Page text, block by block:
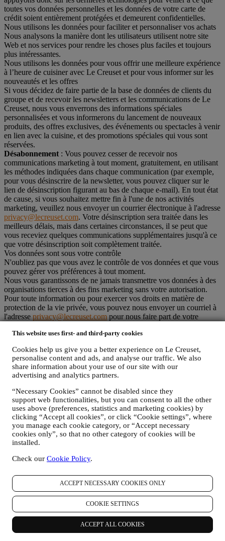
This website uses first- and third-party cookies
Cookies help us give you a better experience on Le Creuset,
personalise content and ads, and analyse our traffic. We also
share information about your use of our site with our
advertising and analytics partners.
“Necessary Cookies” cannot be disabled since they
support web functionalities, but you can consent to all the other
uses above (preferences, statistics and marketing cookies) by
clicking “Accept all cookies”, or click “Cookie settings”, where
you manage each cookie category, or “Accept necessary
cookies only”, so that no other category of cookies will be
installed.
Check our Cookie Policy.
ACCEPT NECESSARY COOKIES ONLY
COOKIE SETTINGS
ACCEPT ALL COOKIES
toutes vos données personnelles et les données de votre carte de
crédit soient entièrement protégées et demeurent confidentielles.
Nous utilisons les données pour faciliter et personnaliser vos achats
Nous analysons la manière dont les utilisateurs utilisent notre site
Web et nos services pour rendre les choses plus faciles et toujours
plus intéressantes.
Nous utilisons les données pour vous offrir une meilleure expérience
à l’heure de cuisiner avec Le Creuset et pour vous informer sur les
nouveautés et les offres
Si vous décidez de faire partie de la base de données de clients du
groupe et de recevoir les newsletters et les communications de Le
Creuset, nous vous enverrons des informations spéciales
personnalisées et vous informerons du lancement de nouveaux
produits, des offres exclusives, des événements ou spectacles à venir
en lien avec la cuisine, et des promotions spéciales qui vous sont
réservées.
Désabonnement : Vous pouvez cesser de recevoir nos
communications marketing à tout moment, gratuitement, en utilisant
les méthodes indiquées dans chaque communication (par exemple,
pour vous désinscrire de la newsletter, vous pouvez cliquer sur le
lien de désinscription figurant au bas de chaque e-mail). En tout état
de cause, si vous souhaitez mettre fin à l'une de nos activités
marketing, veuillez nous envoyer un courrier électronique à l'adresse
privacy@lecreuset.com. Votre désinscription sera traitée dans les
meilleurs délais, mais dans certaines circonstances, il se peut que
vous receviez quelques communications supplémentaires jusqu'à ce
que votre désinscription soit complètement traitée.
Vos données sont sous votre contrôle
N'oubliez pas que vous avez le contrôle de vos données et que vous
pouvez gérer vos préférences à tout moment.
Nous vous garantissons de ne jamais transmettre vos données à des
organisations tierces à des fins marketing sans votre autorisation.
Pour toute information ou pour exercer vos droits en matière de
protection de la vie privée, vous pouvez nous envoyer un courriel à
l'adresse privacy@lecreuset.com pour nous faire part de votre
Le Creuset s’engage à protéger vos données personnelles et votre
vie privée. Le présent avis explique la façon dont nous recueillons et
traitons vos données personnelles, en toute conformité avec la
législation européenne sur la protection des données (y compris le
Règlement général sur la protection des données 2016/679 de l’UE)
et la loi sur la protection des données applicable dans votre pays,
territoire ou localisation (le « Droit applicable à la protection des
données »)
1. QUEL TYPE DE DONNEES RECUEILLONS-NOUS AUPRES DE
VOUS ET A QUEL MOMENT ?
Le terme « données personnelles » désigne toute information vous
combinaison avec d’autres informations.
collectons pas sciemment de données relatives aux enfants.
Nous pouvons recueillir des données personnelles auprès de vous
lorsque vous utilisez notre site Web (le « site Web »), lorsque vous
créez un compte Le Creuset, lorsque vous achetez un produit Le
Creuset sur le site Web ou en boutique Signature et Outlet ou
lorsque vous vous abonnez à nos communications marketing. En
fonction de votre demande ou de votre consentement, les données